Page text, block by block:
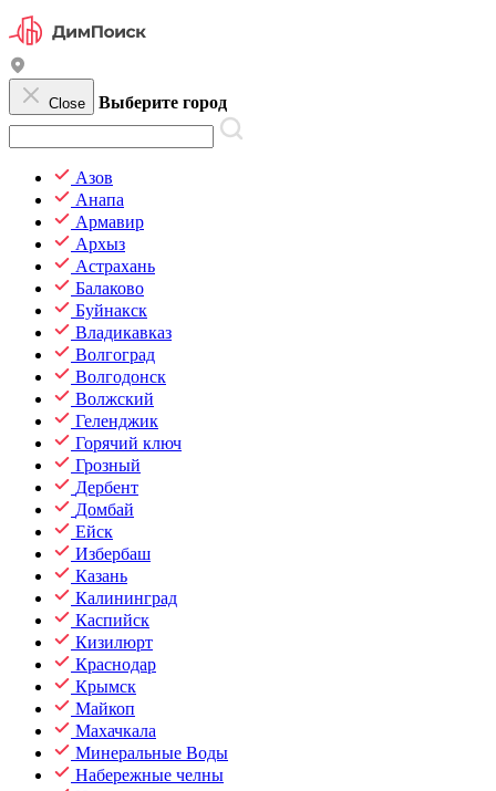
Close Выберите город
Азов
Анапа
Армавир
Архыз
Астрахань
Балаково
Буйнакск
Владикавказ
Волгоград
Волгодонск
Волжский
Геленджик
Горячий ключ
Грозный
Дербент
Домбай
Ейск
Избербаш
Казань
Калининград
Каспийск
Кизилюрт
Краснодар
Крымск
Майкоп
Махачкала
Минеральные Воды
Набережные челны